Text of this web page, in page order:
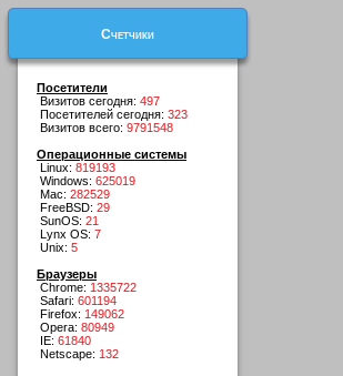
Счетчики
Посетители
Визитов сегодня: 497
Посетителей сегодня: 323
Визитов всего: 9791548
Операционные системы
Linux: 819193
Windows: 625019
Mac: 282529
FreeBSD: 29
SunOS: 21
Lynx OS: 7
Unix: 5
Браузеры
Chrome: 1335722
Safari: 601194
Firefox: 149062
Opera: 80949
IE: 61840
Netscape: 132